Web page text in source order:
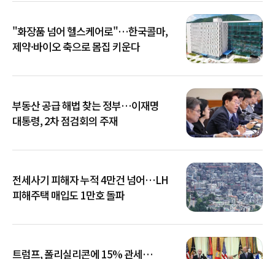
"화장품 넘어 헬스케어로"…한국콜마,
제약·바이오 축으로 몸집 키운다
부동산 공급 해법 찾는 정부…이재명
대통령, 2차 점검회의 주재
전세사기 피해자 누적 4만건 넘어…LH
피해주택 매입도 1만호 돌파
트럼프, 폴리실리콘에 15% 관세…